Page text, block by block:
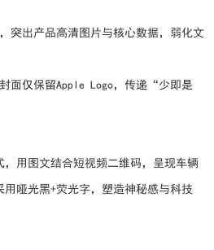
突出产品高清图片与核心数据，弱化文
面仅保留Apple Logo，传递“少即是
用图文结合短视频二维码，呈现车辆
哑光黑+荧光字，塑造神秘感与科技